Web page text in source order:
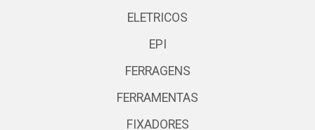
ELETRICOS
EPI
FERRAGENS
FERRAMENTAS
FIXADORES